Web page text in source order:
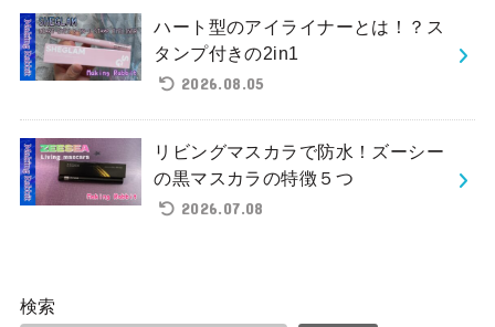
ハート型のアイライナーとは！？ス
タンプ付きの2in1
2026.08.05
リビングマスカラで防水！ズーシー
の黒マスカラの特徴５つ
2026.07.08
検索